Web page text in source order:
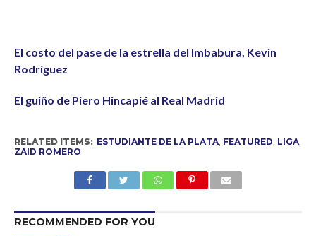
El costo del pase de la estrella del Imbabura, Kevin
Rodríguez
El guiño de Piero Hincapié al Real Madrid
RELATED ITEMS: ESTUDIANTE DE LA PLATA, FEATURED LIGA,
ZAID ROMERO
RECOMMENDED FOR YOU